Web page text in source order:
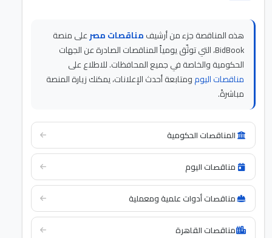
هذه المناقصة جزء من أرشيفمناقصات مصرعلى منصة
BidBook، التي توثّق يومياً المناقصات الصادرة عن الجهات
الحكومية والخاصة في جميع المحافظات. للاطلاع على
مناقصات اليومومتابعة أحدث الإعلانات، يمكنك زيارة المنصة
مباشرةً.
المناقصات الحكومية
مناقصات اليوم
مناقصات أدوات علمية ومعملية
مناقصات القاهرة